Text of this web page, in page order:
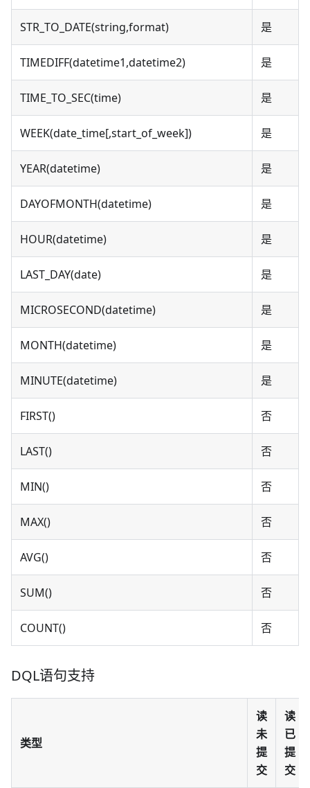
STR_TO_DATE(string,format) 是
TIMEDIFF(datetime1,datetime2) 是
TIME_TO_SEC(time) 是
WEEK(date_time[,start_of_week]) 是
YEAR(datetime) 是
DAYOFMONTH(datetime) 是
HOUR(datetime) 是
LAST_DAY(date) 是
MICROSECOND(datetime) 是
MONTH(datetime) 是
MINUTE(datetime) 是
FIRST() 否
LAST() 否
MIN() 否
MAX() 否
AVG() 否
SUM() 否
COUNT() 否
DQL语句支持
类型
读
未
提
交
读
已
提
交